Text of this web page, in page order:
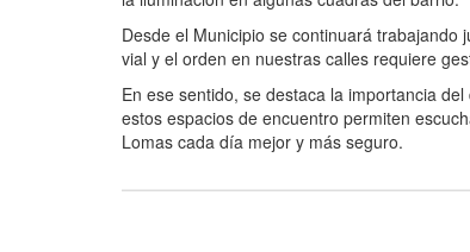
Desde el Municipio se continuará
vial y el orden en nuestras calles requiere
En ese sentido, se destaca la importancia
estos espacios de encuentro permiten
Lomas cada día mejor y más seguro.